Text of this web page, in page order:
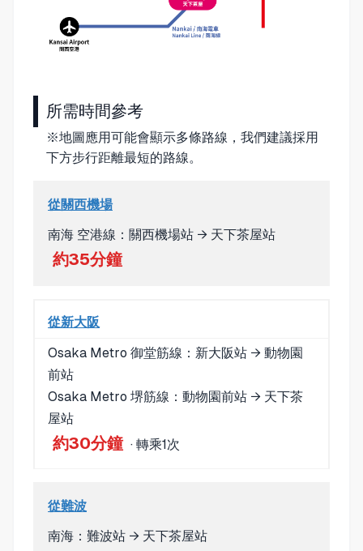
所需時間參考
※地圖應用可能會顯示多條路線，我們建議採用
下方步行距離最短的路線。
從關西機場
南海 空港線：關西機場站 → 天下茶屋站
約35分鐘
從新大阪
Osaka Metro 御堂筋線：新大阪站 → 動物園
前站
Osaka Metro 堺筋線：動物園前站 → 天下茶
屋站
約30分鐘 · 轉乘1次
從難波
南海：難波站 → 天下茶屋站